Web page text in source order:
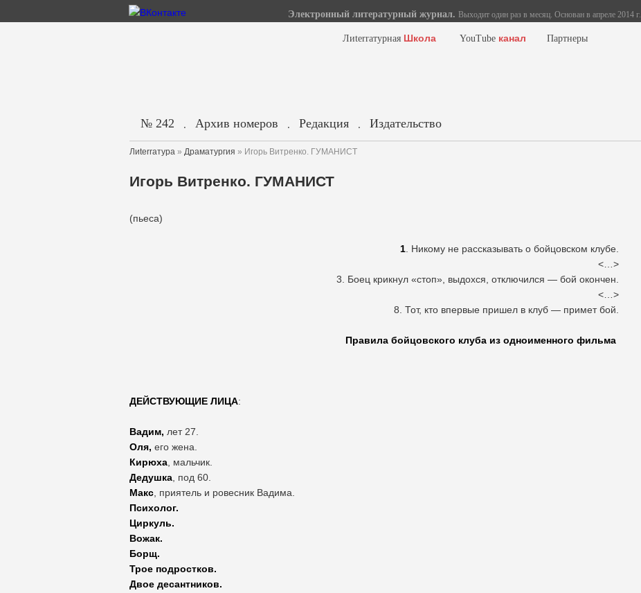
Электронный литературный журнал. Выходит один раз в месяц. Основан в апреле 2014 г.
Лиterraтурная Школа YouTube канал Партнеры
№ 242 . Архив номеров . Редакция . Издательство
Лиterraтура » Драматургия » Игорь Витренко. ГУМАНИСТ
Игорь Витренко. ГУМАНИСТ
(пьеса)
1 . Никому не рассказывать о бойцовском клубе.
<…>
3. Боец крикнул «стоп», выдохся, отключился — бой окончен.
<…>
8. Тот, кто впервые пришел в клуб — примет бой.
Правила бойцовского клуба из одноименного фильма
ДЕЙСТВУЮЩИЕ ЛИЦА:
Вадим, лет 27.
Оля, его жена.
Кирюха , мальчик.
Дедушка , под 60.
Макс , приятель и ровесник Вадима.
Психолог.
Циркуль.
Вожак.
Борщ.
Трое подростков.
Двое десантников.